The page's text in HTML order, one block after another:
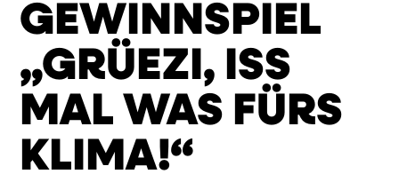
GEWINNSPIEL
„GRÜEZI, ISS
MAL WAS FÜRS
KLIMA!“